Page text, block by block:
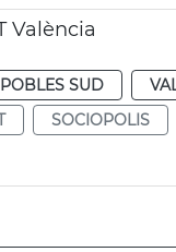
València
POBLES SUD
SOCIOPOLIS